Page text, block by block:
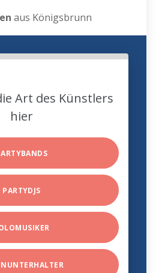
aus Königsbrunn
Art des Künstlers
hier
PARTYDJS